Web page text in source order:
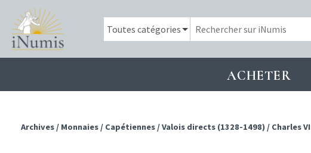
ACHETER
Archives / Monnaies / Capétiennes /Valois directs (1328-1498) / Charles VI